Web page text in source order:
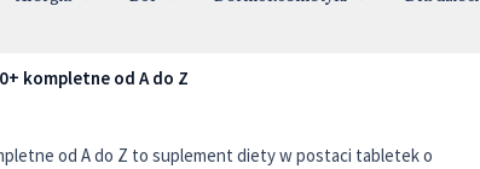
kompletne od A do Z
od A do Z to suplement diety w postaci tabletek o